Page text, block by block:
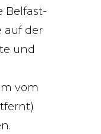
Belfast-
auf der
und
vom